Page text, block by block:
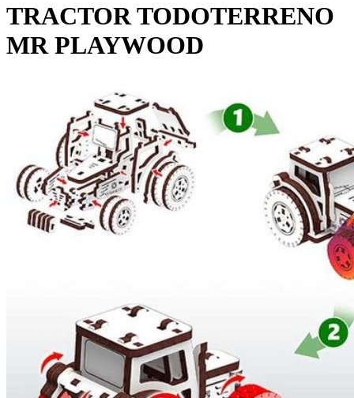
TRACTOR TODOTERRENO
MR PLAYWOOD